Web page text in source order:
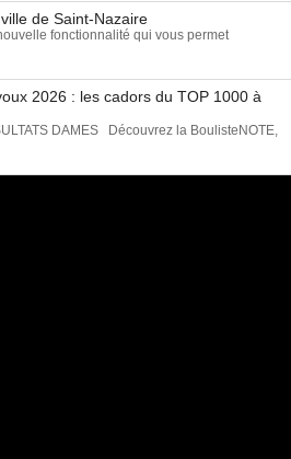
de Saint-Nazaire
fonctionnalité qui vous permet
2026 : les cadors du TOP 1000 à
DAMES Découvrez la BoulisteNOTE,